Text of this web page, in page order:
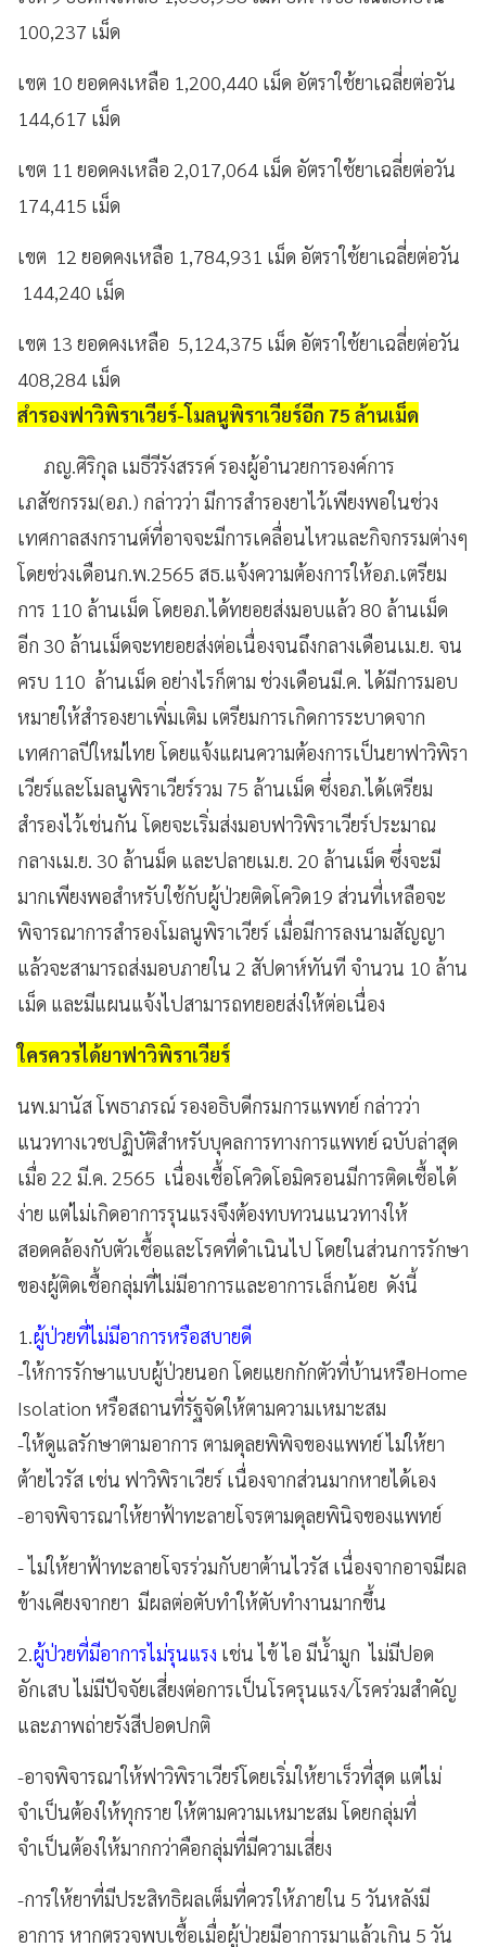
100,237 เม็ด
เขต 10 ยอดคงเหลือ 1,200,440 เม็ด อัตราใช้ยาเฉลี่ยต่อวัน
144,617 เม็ด
เขต 11 ยอดคงเหลือ 2,017,064 เม็ด อัตราใช้ยาเฉลี่ยต่อวัน
174,415 เม็ด
เขต 12 ยอดคงเหลือ 1,784,931 เม็ด อัตราใช้ยาเฉลี่ยต่อวัน
144,240 เม็ด
เขต 13 ยอดคงเหลือ 5,124,375 เม็ด อัตราใช้ยาเฉลี่ยต่อวัน
408,284 เม็ด
สำรองฟาวิพิราเวียร์-โมลนูพิราเวียร์อีก 75 ล้านเม็ด
ภญ.ศิริกุล เมธีวีรังสรรค์ รองผู้อำนวยการองค์การ
เภสัชกรรม(อภ.) กล่าวว่า มีการสำรองยาไว้เพียงพอในช่วง
เทศกาลสงกรานต์ที่อาจจะมีการเคลื่อนไหวและกิจกรรมต่างๆ
โดยช่วงเดือนก.พ.2565 สธ.แจ้งความต้องการให้อภ.เตรียม
การ 110 ล้านเม็ด โดยอภ.ได้ทยอยส่งมอบแล้ว 80 ล้านเม็ด
อีก 30 ล้านเม็ดจะทยอยส่งต่อเนื่องจนถึงกลางเดือนเม.ย. จน
ครบ 110 ล้านเม็ด อย่างไรก็ตาม ช่วงเดือนมี.ค. ได้มีการมอบ
หมายให้สำรองยาเพิ่มเติม เตรียมการเกิดการระบาดจาก
เทศกาลปีใหม่ไทย โดยแจ้งแผนความต้องการเป็นยาฟาวิพิรา
เวียร์และโมลนูพิราเวียร์รวม 75 ล้านเม็ด ซึ่งอภ.ได้เตรียม
สำรองไว้เช่นกัน โดยจะเริ่มส่งมอบฟาวิพิราเวียร์ประมาณ
กลางเม.ย. 30 ล้านม็ด และปลายเม.ย. 20 ล้านเม็ด ซึ่งจะมี
มากเพียงพอสำหรับใช้กับผู้ป่วยติดโควิด19 ส่วนที่เหลือจะ
พิจารณาการสำรองโมลนูพิราเวียร์ เมื่อมีการลงนามสัญญา
แล้วจะสามารถส่งมอบภายใน 2 สัปดาห์ทันที จำนวน 10 ล้าน
เม็ด และมีแผนแจ้งไปสามารถทยอยส่งให้ต่อเนื่อง
ใครควรได้ยาฟาวิพิราเวียร์
นพ.มานัส โพธาภรณ์ รองอธิบดีกรมการแพทย์ กล่าวว่า
แนวทางเวชปฏิบัติสำหรับบุคลการทางการแพทย์ ฉบับล่าสุด
เมื่อ 22 มี.ค. 2565 เนื่องเชื้อโควิดโอมิครอนมีการติดเชื้อได้
ง่าย แต่ไม่เกิดอาการรุนแรงจึงต้องทบทวนแนวทางให้
สอดคล้องกับตัวเชื้อและโรคที่ดำเนินไป โดยในส่วนการรักษา
ของผู้ติดเชื้อกลุ่มที่ไม่มีอาการและอาการเล็กน้อย ดังนี้
1.ผู้ป่วยที่ไม่มีอาการหรือสบายดี
-ให้การรักษาแบบผู้ป่วยนอก โดยแยกกักตัวที่บ้านหรือHome
Isolation หรือสถานที่รัฐจัดให้ตามความเหมาะสม
-ให้ดูแลรักษาตามอาการ ตามดุลยพิพิจของแพทย์ ไม่ให้ยา
ต้ายไวรัส เช่น ฟาวิพิราเวียร์ เนื่องจากส่วนมากหายได้เอง
-อาจพิจารณาให้ยาฟ้าทะลายโจรตามดุลยพินิจของแพทย์
- ไม่ให้ยาฟ้าทะลายโจรร่วมกับยาต้านไวรัส เนื่องจากอาจมีผล
ข้างเคียงจากยา มีผลต่อตับทำให้ตับทำงานมากขึ้น
2.ผู้ป่วยที่มีอาการไม่รุนแรง เช่น ไข้ ไอ มีน้ำมูก ไม่มีปอด
อักเสบ ไม่มีปัจจัยเสี่ยงต่อการเป็นโรครุนแรง/โรคร่วมสำคัญ
และภาพถ่ายรังสีปอดปกติ
-อาจพิจารณาให้ฟาวิพิราเวียร์โดยเริ่มให้ยาเร็วที่สุด แต่ไม่
จำเป็นต้องให้ทุกราย ให้ตามความเหมาะสม โดยกลุ่มที่
จำเป็นต้องให้มากกว่าคือกลุ่มที่มีความเสี่ยง
-การให้ยาที่มีประสิทธิผลเต็มที่ควรให้ภายใน 5 วันหลังมี
อาการ หากตรวจพบเชื้อเมื่อผู้ป่วยมีอาการมาแล้วเกิน 5 วัน